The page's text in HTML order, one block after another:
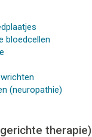
bloedcellen
(neuropathie)
therapie)